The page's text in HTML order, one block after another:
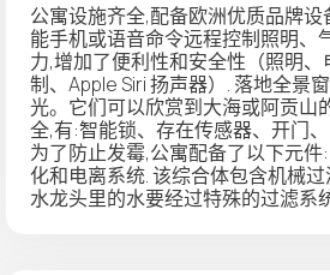
公寓设施齐全,配备欧洲优质品牌设
能手机或语音命令远程控制照明、
力,增加了便利性和安全性（照明
制、Apple Siri 扬声器）. 落地全景
光。它们可以欣赏到大海或阿贡山
全,有:智能锁、存在传感器、开门
为了防止发霉,公寓配备了以下元
化和电离系统. 该综合体包含机械过
水龙头里的水要经过特殊的过滤系